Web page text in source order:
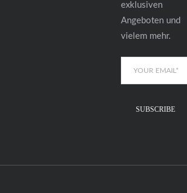
exklusiven
Angeboten und
vielem mehr.
SUBSCRIBE